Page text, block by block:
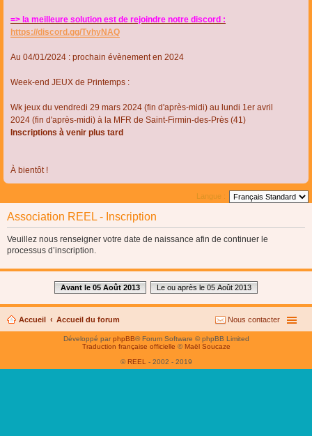
=> la meilleure solution est de rejoindre notre discord :
https://discord.gg/TvhyNAQ
Au 04/01/2024 : prochain évènement en 2024
Week-end JEUX de Printemps :
Wk jeux du vendredi 29 mars 2024 (fin d'après-midi) au lundi 1er avril
2024 (fin d'après-midi) à la MFR de Saint-Firmin-des-Près (41)
Inscriptions à venir plus tard
À bientôt !
Langue :
Association REEL - Inscription
Veuillez nous renseigner votre date de naissance afin de continuer le
processus d’inscription.
Avant le 05 Août 2013 Le ou après le 05 Août 2013
Accueil Accueil du forum Nous contacter
Développé parphpBB® Forum Software © phpBB Limited
Traduction française officielle © Maël Soucaze
© REEL - 2002 - 2019